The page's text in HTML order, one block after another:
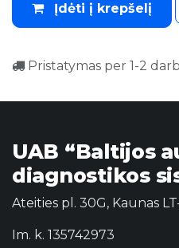
Įdėti į krepšelį
Pristatymas per 1-2
UAB “Baltijos
diagnostikos
Ateities pl. 30G, Kaunas
Im. k. 135742973